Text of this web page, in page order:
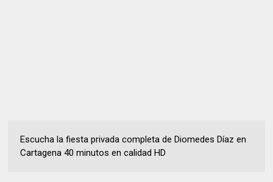
Escucha la fiesta privada completa de Diomedes Díaz en
Cartagena 40 minutos en calidad HD